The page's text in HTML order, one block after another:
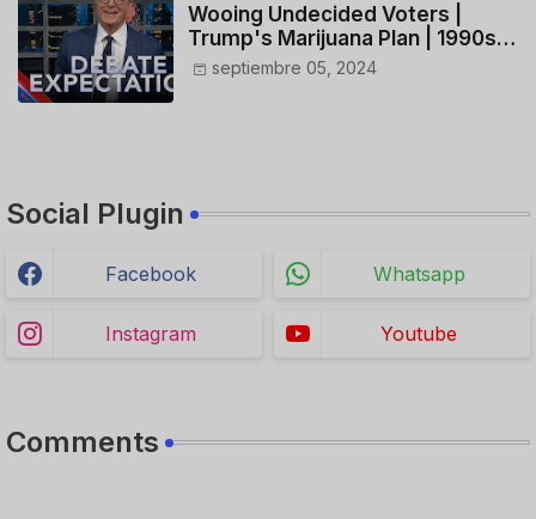
Wooing Undecided Voters |
Trump's Marijuana Plan | 1990s
Porn Expert Mark Robinson
septiembre 05, 2024
Social Plugin
Facebook Whatsapp
Instagram Youtube
Comments